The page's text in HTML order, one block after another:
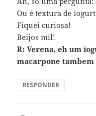
Ou é textura de
Fiquei curiosa!
Beijos mil!
R: Verena, eh um
macarpone
RESPONDER